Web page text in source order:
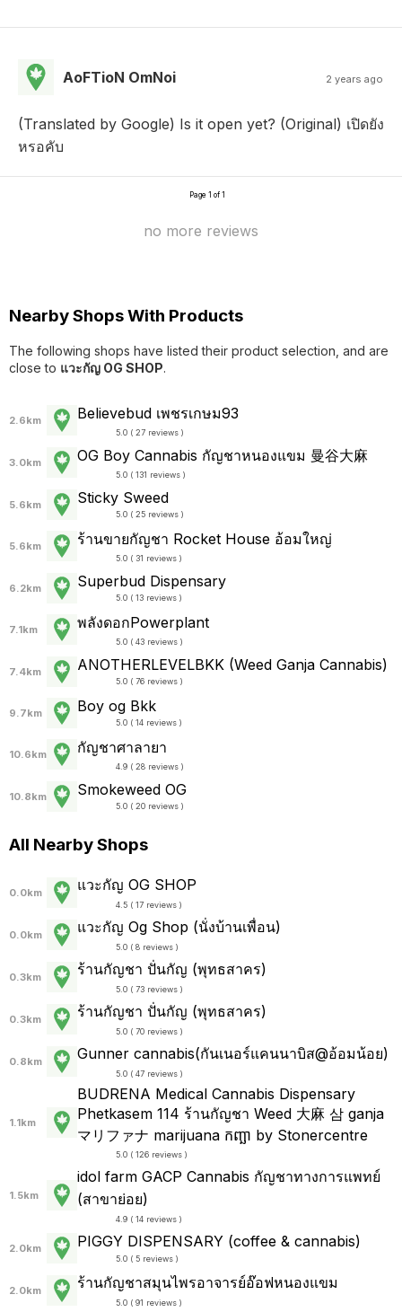
AoFTioN OmNoi 2 years ago
(Translated by Google) Is it open yet? (Original) เปิดยัง
หรอคับ
Page 1 of 1
no more reviews
Nearby Shops With Products
The following shops have listed their product selection, and are
close to แวะกัญ OG SHOP.
2.6km Believebud เพชรเกษม93
5.0 ( 27 reviews )
3.0km OG Boy Cannabis กัญชาหนองแขม 曼谷大麻
5.0 ( 131 reviews )
5.6km Sticky Sweed
5.0 ( 25 reviews )
5.6km ร้านขายกัญชา Rocket House อ้อมใหญ่
5.0 ( 31 reviews )
6.2km Superbud Dispensary
5.0 ( 13 reviews )
7.1km พลังดอกPowerplant
5.0 ( 43 reviews )
7.4km ANOTHERLEVELBKK (Weed Ganja Cannabis)
5.0 ( 76 reviews )
9.7km Boy og Bkk
5.0 ( 14 reviews )
10.6km กัญชาศาลายา
4.9 ( 28 reviews )
10.8km Smokeweed OG
5.0 ( 20 reviews )
All Nearby Shops
0.0km แวะกัญ OG SHOP
4.5 ( 17 reviews )
0.0km แวะกัญ Og Shop (นั่งบ้านเพื่อน)
5.0 ( 8 reviews )
0.3km ร้านกัญชา ปั่นกัญ (พุทธสาคร)
5.0 ( 73 reviews )
0.3km ร้านกัญชา ปั่นกัญ (พุทธสาคร)
5.0 ( 70 reviews )
0.8km Gunner cannabis(กันเนอร์แคนนาบิส@อ้อมน้อย)
5.0 ( 47 reviews )
1.1km
BUDRENA Medical Cannabis Dispensary
Phetkasem 114 ร้านกัญชา Weed 大麻 삼 ganja
マリファナ marijuana កញ្ឆា by Stonercentre
5.0 ( 126 reviews )
1.5km
idol farm GACP Cannabis กัญชาทางการแพทย์
(สาขาย่อย)
4.9 ( 14 reviews )
2.0km PIGGY DISPENSARY (coffee & cannabis)
5.0 ( 5 reviews )
2.0km ร้านกัญชาสมุนไพรอาจารย์อ๊อฟหนองแขม
5.0 ( 91 reviews )